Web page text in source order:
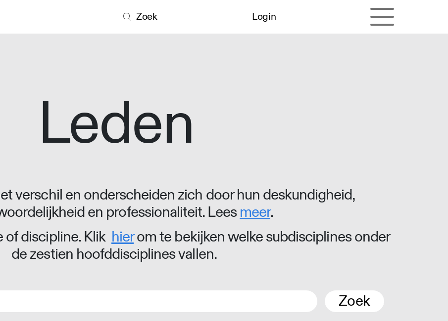
Zoek Login
Leden
verschil en onderscheiden zich door hun deskundigheid,
en professionaliteit. Leesmeer.
of discipline. Klik hierom te bekijken welke subdisciplines onder
de zestien hoofddisciplines vallen.
Zoek